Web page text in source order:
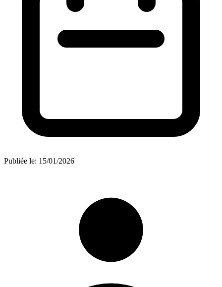
Publiée le: 15/01/2026